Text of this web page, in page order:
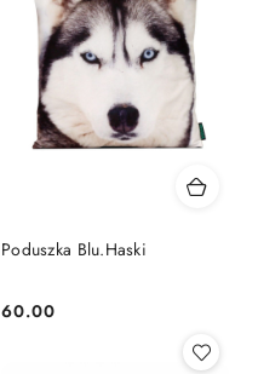
Poduszka Blu.Haski
Cena:
60.00